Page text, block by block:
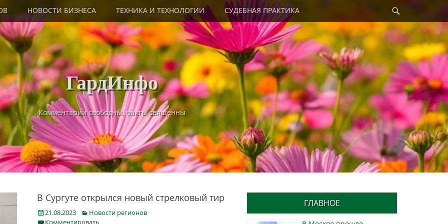
НОВОСТИ БИЗНЕСА ТЕХНИКА И ТЕХНОЛОГИИ СУДЕБНАЯ ПРАКТИКА
ГардИнфо
Комментарии свободны, факты священны
В Сургуте открылся новый стрелковый тир
Posted
on
21.08.2023 Categories
Новости регионов
Комментировать
ГЛАВНОЕ